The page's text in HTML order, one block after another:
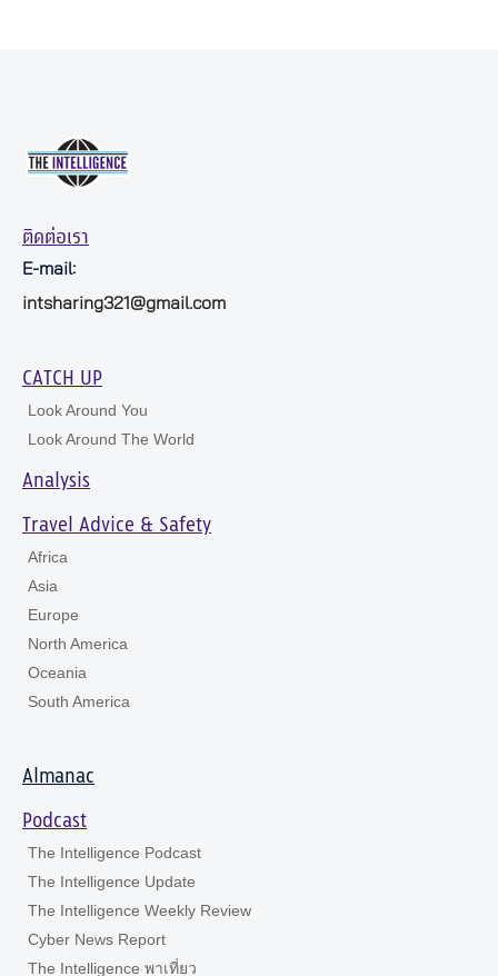
ติดต่อเรา
E-mail:
intsharing321@gmail.com
CATCH UP
Look Around You
Look Around The World
Analysis
Travel Advice & Safety
Africa
Asia
Europe
North America
Oceania
South America
Almanac
Podcast
The Intelligence Podcast
The Intelligence Update
The Intelligence Weekly Review
Cyber News Report
The Intelligence พาเที่ยว